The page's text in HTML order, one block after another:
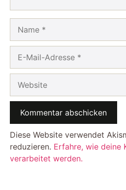
Mail-
Adresse
Diese Website verwendet
reduzieren. Erfahre, wie deine
verarbeitet werden.